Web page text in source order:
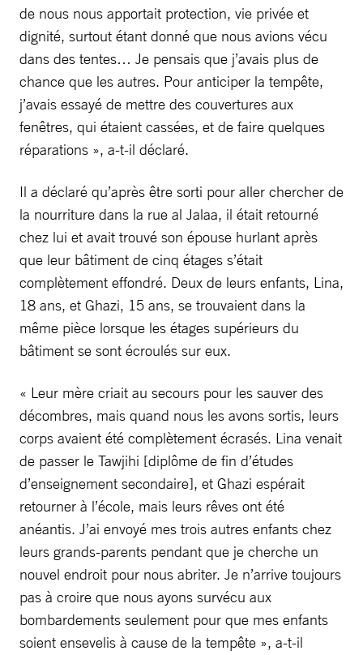
de nous nous apportait protection, vie privée et
dignité, surtout étant donné que nous avions vécu
dans des tentes… Je pensais que j’avais plus de
chance que les autres. Pour anticiper la tempête,
j’avais essayé de mettre des couvertures aux
fenêtres, qui étaient cassées, et de faire quelques
réparations », a-t-il déclaré.
Il a déclaré qu’après être sorti pour aller chercher de
la nourriture dans la rue al Jalaa, il était retourné
chez lui et avait trouvé son épouse hurlant après
que leur bâtiment de cinq étages s’était
complètement effondré. Deux de leurs enfants, Lina,
18 ans, et Ghazi, 15 ans, se trouvaient dans la
même pièce lorsque les étages supérieurs du
bâtiment se sont écroulés sur eux.
« Leur mère criait au secours pour les sauver des
décombres, mais quand nous les avons sortis, leurs
corps avaient été complètement écrasés. Lina venait
de passer le Tawjihi [diplôme de fin d’études
d’enseignement secondaire], et Ghazi espérait
retourner à l’école, mais leurs rêves ont été
anéantis. J’ai envoyé mes trois autres enfants chez
leurs grands-parents pendant que je cherche un
nouvel endroit pour nous abriter. Je n’arrive toujours
pas à croire que nous ayons survécu aux
bombardements seulement pour que mes enfants
soient ensevelis à cause de la tempête », a-t-il